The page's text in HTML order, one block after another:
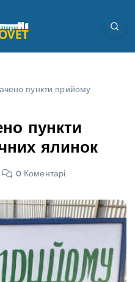
пункти прийому
пункти
ялинок
0 Коментарі